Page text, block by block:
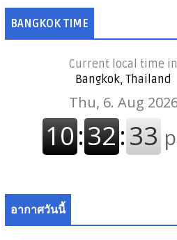
BANGKOK TIME
Current local time in
Bangkok, Thailand
อากาศวันนี้